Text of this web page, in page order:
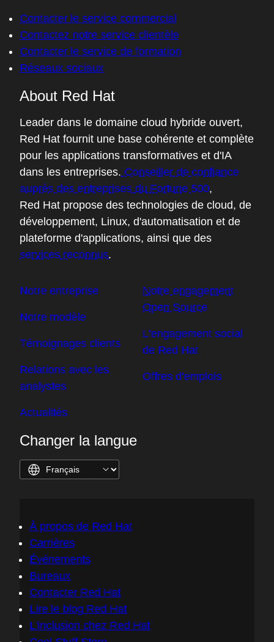
Contacter le service commercial
Contactez notre service clientèle
Contacter le service de formation
Réseaux sociaux
About Red Hat
Leader dans le domaine cloud hybride ouvert,
Red Hat fournit une base cohérente et complète
pour les applications transformatives et d'IA
dans les entreprises. Conseiller de confiance
auprès des entreprises du Fortune 500,
Red Hat propose des technologies de cloud, de
développement, Linux, d'automatisation et de
plateforme d'applications, ainsi que des
services reconnus.
Notre entreprise
Notre modèle
Témoignages clients
Relations avec les
analystes
Actualités
Notre engagement
Open Source
L'engagement social
de Red Hat
Offres d'emplois
Changer la langue
À propos de Red Hat
Carrières
Événements
Bureaux
Contacter Red Hat
Lire le blog Red Hat
L'inclusion chez Red Hat